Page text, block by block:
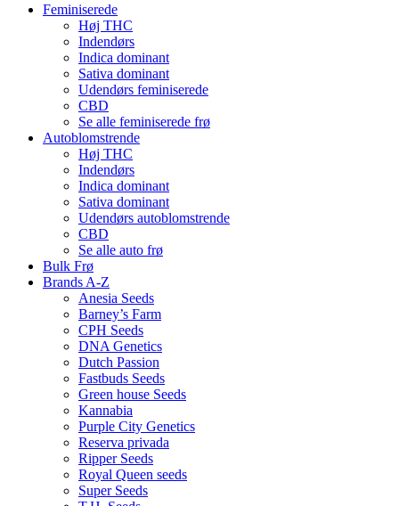
Feminiserede
Høj THC
Indendørs
Indica dominant
Sativa dominant
Udendørs feminiserede
CBD
Se alle feminiserede frø
Autoblomstrende
Høj THC
Indendørs
Indica dominant
Sativa dominant
Udendørs autoblomstrende
CBD
Se alle auto frø
Bulk Frø
Brands A-Z
Anesia Seeds
Barney’s Farm
CPH Seeds
DNA Genetics
Dutch Passion
Fastbuds Seeds
Green house Seeds
Kannabia
Purple City Genetics
Reserva privada
Ripper Seeds
Royal Queen seeds
Super Seeds